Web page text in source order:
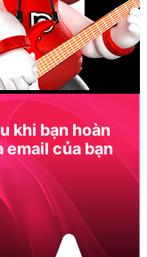
khi bạn hoàn
email của bạn